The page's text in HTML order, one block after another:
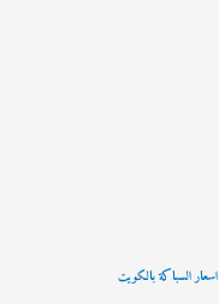
اسعار السباكة بالكويت